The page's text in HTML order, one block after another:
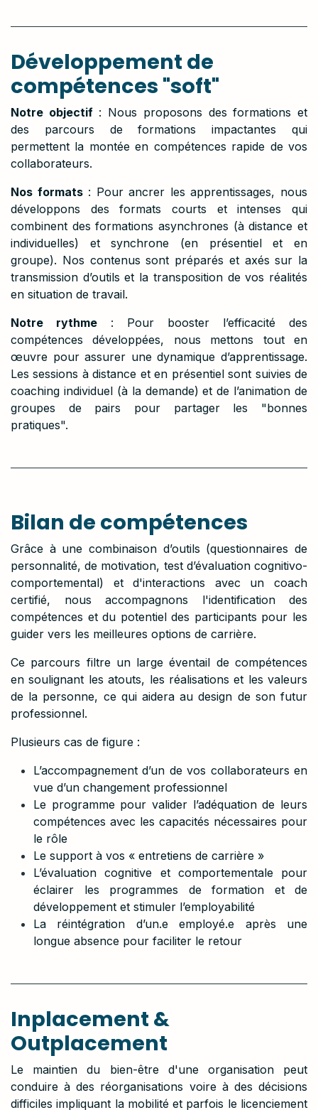
Développement de
compétences "soft"
Notre objectif: Nous proposons des formations et
des parcours de formations impactantes qui
permettent la montée en compétences rapide de vos
collaborateurs.
Nos formats: Pour ancrer les apprentissages, nous
développons des formats courts et intenses qui
combinent des formations asynchrones (à distance et
individuelles) et synchrone (en présentiel et en
groupe). Nos contenus sont préparés et axés sur la
transmission d’outils et la transposition de vos réalités
en situation de travail.
Notre rythme : Pour booster l’efficacité des
compétences développées, nous mettons tout en
œuvre pour assurer une dynamique d’apprentissage.
Les sessions à distance et en présentiel sont suivies de
coaching individuel (à la demande) et de l’animation de
groupes de pairs pour partager les "bonnes
pratiques".
Bilan de compétences
Grâce à une combinaison d’outils (questionnaires de
personnalité, de motivation, test d’évaluation cognitivo-
comportemental) et d'interactions avec un coach
certifié, nous accompagnons l'identification des
compétences et du potentiel des participants pour les
guider vers les meilleures options de carrière.
Ce parcours filtre un large éventail de compétences
en soulignant les atouts, les réalisations et les valeurs
de la personne, ce qui aidera au design de son futur
professionnel.
Plusieurs cas de figure :
L’accompagnement d’un de vos collaborateurs en
vue d’un changement professionnel
Le programme pour valider l’adéquation de leurs
compétences avec les capacités nécessaires pour
le rôle
Le support à vos « entretiens de carrière »
L’évaluation cognitive et comportementale pour
éclairer les programmes de formation et de
développement et stimuler l’employabilité
La réintégration d’un.e employé.e après une
longue absence pour faciliter le retour
Inplacement &
Outplacement
Le maintien du bien-être d'une organisation peut
conduire à des réorganisations voire à des décisions
difficiles impliquant la mobilité et parfois le licenciement